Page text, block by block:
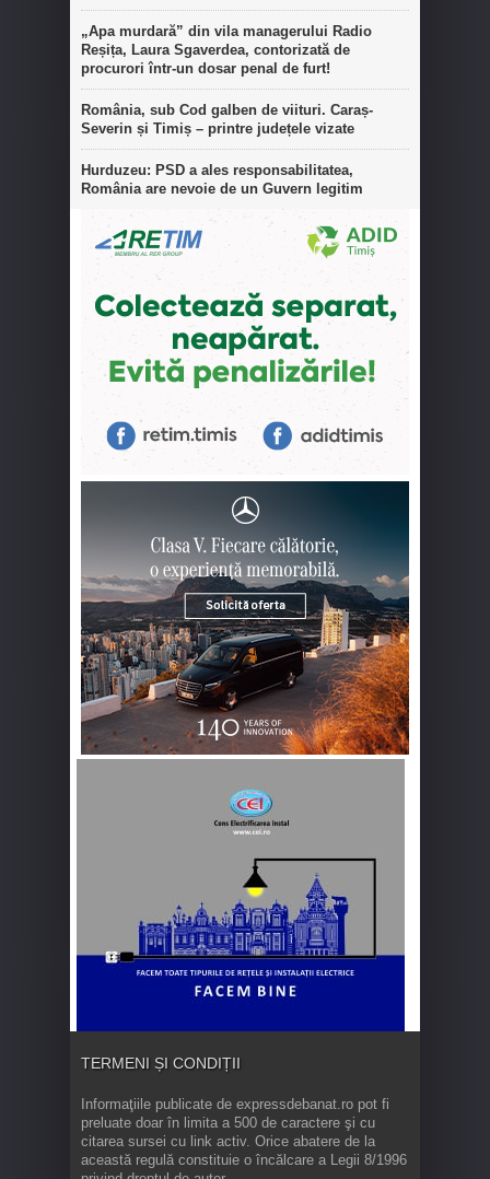
„Apa murdară” din vila managerului Radio
Reșița, Laura Sgaverdea, contorizată de
procurori într-un dosar penal de furt!
România, sub Cod galben de viituri. Caraș-
Severin și Timiș – printre județele vizate
Hurduzeu: PSD a ales responsabilitatea,
România are nevoie de un Guvern legitim
TERMENI ȘI CONDIȚII
Informaţiile publicate de expressdebanat.ro pot fi
preluate doar în limita a 500 de caractere şi cu
citarea sursei cu link activ. Orice abatere de la
această regulă constituie o încălcare a Legii 8/1996